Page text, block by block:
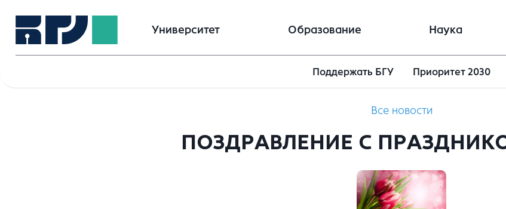
Университет Образование Наука
Поддержать БГУ Приоритет 2030
Все новости
ПОЗДРАВЛЕНИЕ С